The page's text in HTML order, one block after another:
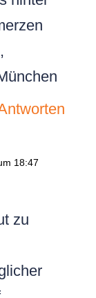
18:47
zu